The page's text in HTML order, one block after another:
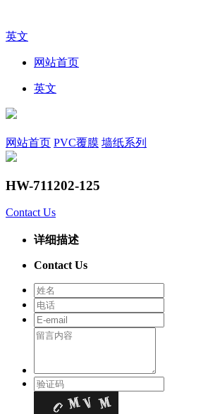
英文
网站首页
英文
网站首页 PVC覆膜 墙纸系列
HW-711202-125
Contact Us
详细描述
Contact Us